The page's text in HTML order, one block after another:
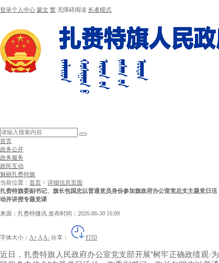
登录个人中心 蒙文 繁 无障碍阅读 长者模式
首页
政务公开
政务服务
政民互动
魅丽扎赉特旗
当前位置： 首页 > 详细信息页面
扎赉特旗委副书记、旗长包国忠以普通党员身份参加旗政府办公室党总支主题党日活
动并讲授专题党课
来源：扎赉特微讯 发布时间：2026-06-30 16:09
字体大小： A+ AA- 分享： 打印
近日，扎赉特旗人民政府办公室党支部开展“树牢正确政绩观·为